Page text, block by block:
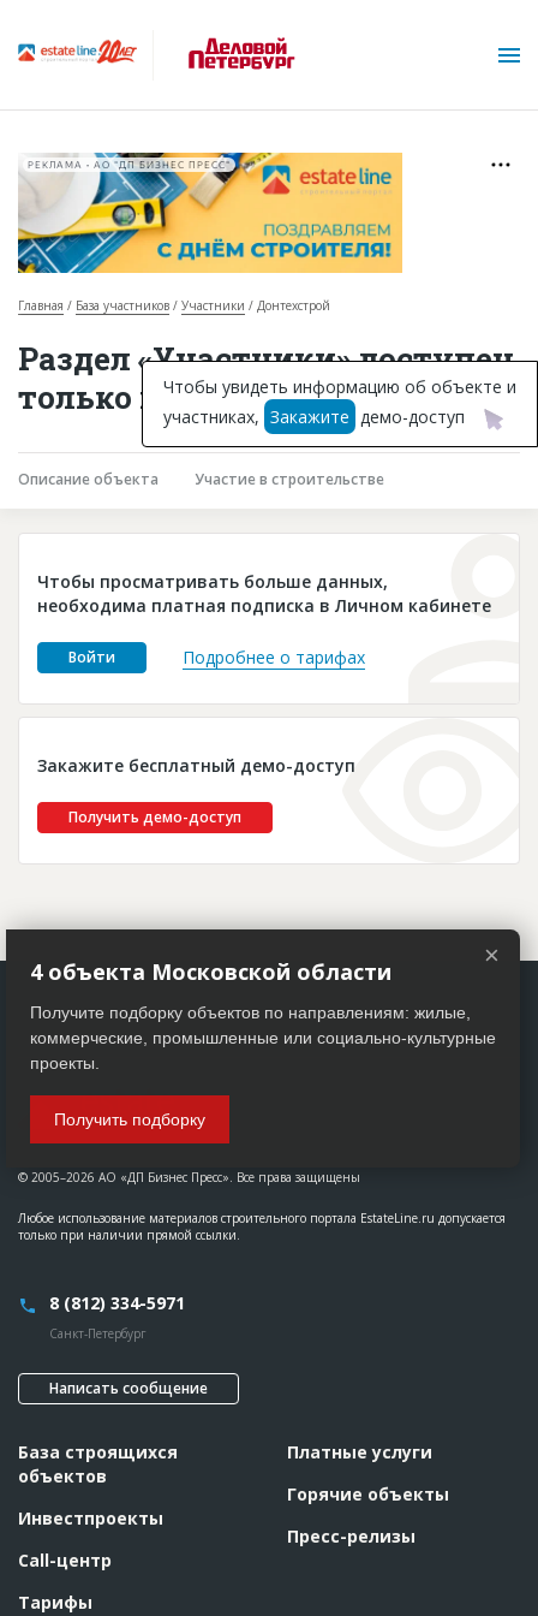
Горячие объекты
База строящихся объектов
Инвестпроекты
Глоссарий
Платные услуги
Пресс-релизы
РЕКЛАМА • АО "ДП БИЗНЕС ПРЕСС"
Главная База участников Участники Донтехстрой
Раздел «Участники» доступен
только подписчикам
Описание объекта Участие в строительстве
Чтобы просматривать больше данных,
необходима платная подписка в Личном кабинете
Войти Подробнее о тарифах
Закажите бесплатный демо-доступ
Получить демо-доступ
Чтобы увидеть информацию об объекте и
участниках, Закажите демо-доступ
© 2005–2026 АО «ДП Бизнес Пресс». Все права защищены
Любое использование материалов строительного портала EstateLine.ru допускается
только при наличии прямой ссылки.
8 (812) 334-5971
Санкт-Петербург
Написать сообщение
База строящихся
объектов
Инвестпроекты
Call-центр
Тарифы
Платные услуги
Горячие объекты
Пресс-релизы
×
4 объекта Московской области
Получите подборку объектов по направлениям: жилые,
коммерческие, промышленные или социально-культурные
проекты.
Получить подборку